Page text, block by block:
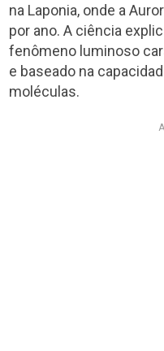
na Laponia, onde a
por ano. A ciência
fenômeno luminoso
e baseado na
moléculas.